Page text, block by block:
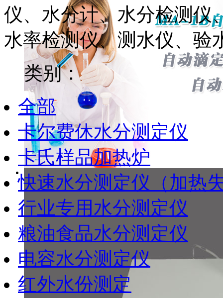
仪、水分计、水分检测仪
水率检测仪、测水仪、验
类别：
全部
卡尔费休水分测定仪
卡氏样品加热炉
快速水分测定仪（加热
行业专用水分测定仪
粮油食品水分测定仪
电容水分测定仪
红外水份测定